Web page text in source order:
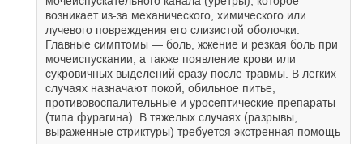
возникает из-за механического, химического или
лучевого повреждения его слизистой оболочки.
Главные симптомы — боль, жжение и резкая боль при
мочеиспускании, а также появление крови или
сукровичных выделений сразу после травмы. В легких
случаях назначают покой, обильное питье,
противовоспалительные и уросептические препараты
(типа фурагина). В тяжелых случаях (разрывы,
выраженные стриктуры) требуется экстренная помощь